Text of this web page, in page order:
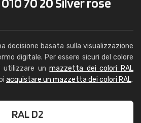
decisione basata sulla visualizzazione
digitale. Per essere sicuri del colore
utilizzare unmazzetta dei colori RAL
acquistare un mazzetta dei colori RAL.
RAL D2